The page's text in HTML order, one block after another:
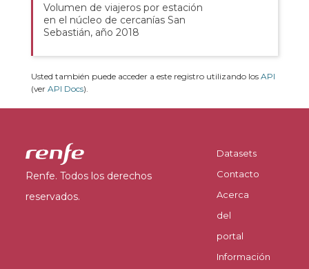
Volumen de viajeros por estación
en el núcleo de cercanías San
Sebastián, año 2018
Usted también puede acceder a este registro utilizando los API
(ver API Docs).
Renfe. Todos los derechos
reservados.
Datasets
Contacto
Acerca
del
portal
Información